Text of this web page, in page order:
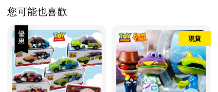
您可能也喜歡
優惠 現貨